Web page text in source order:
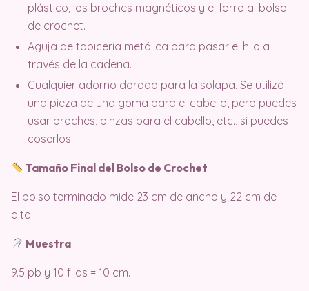
plástico, los broches magnéticos y el forro al bolso
de crochet.
Aguja de tapicería metálica para pasar el hilo a
través de la cadena.
Cualquier adorno dorado para la solapa. Se utilizó
una pieza de una goma para el cabello, pero puedes
usar broches, pinzas para el cabello, etc., si puedes
coserlos.
Tamaño Final del Bolso de Crochet
El bolso terminado mide 23 cm de ancho y 22 cm de
alto.
Muestra
9.5 pb y 10 filas = 10 cm.